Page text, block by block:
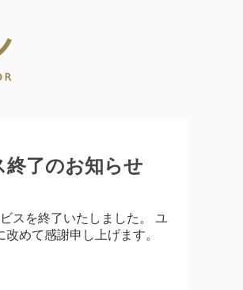
了のお知らせ
スを終了いたしました。 ユ
めて感謝申し上げます。